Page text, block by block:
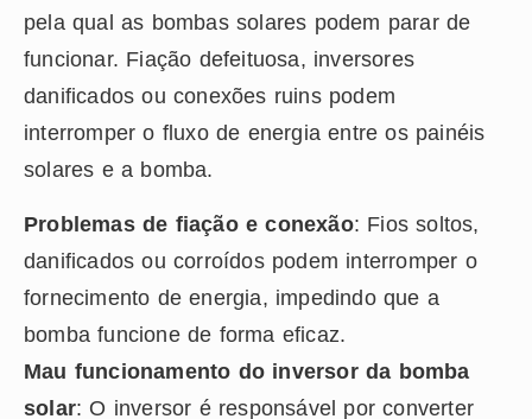
pela qual as bombas solares podem parar de
funcionar. Fiação defeituosa, inversores
danificados ou conexões ruins podem
interromper o fluxo de energia entre os painéis
solares e a bomba.
Problemas de fiação e conexão: Fios soltos,
danificados ou corroídos podem interromper o
fornecimento de energia, impedindo que a
bomba funcione de forma eficaz.
Mau funcionamento do inversor da bomba
solar: O inversor é responsável por converter